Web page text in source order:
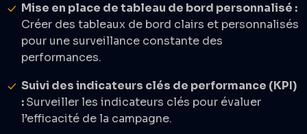
Mise en place de tableau de bord personnalisé :
Créer des tableaux de bord clairs et personnalisés
pour une surveillance constante des
performances. ​
Suivi des indicateurs clés de performance (KPI)
:Surveiller les indicateurs clés pour évaluer
l’efficacité de la campagne. ​